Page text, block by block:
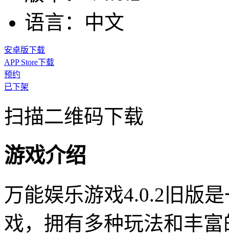
语言： 中文
安卓版下载
APP Store下载
预约
已下架
扫描二维码下载
游戏介绍
万能娱乐游戏4.0.2旧版
戏，拥有多种玩法和丰